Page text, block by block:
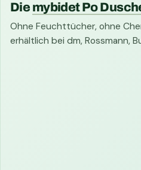
Die mybidet Po
Ohne Feuchttücher, ohne
erhältlich bei dm, Rossmann,